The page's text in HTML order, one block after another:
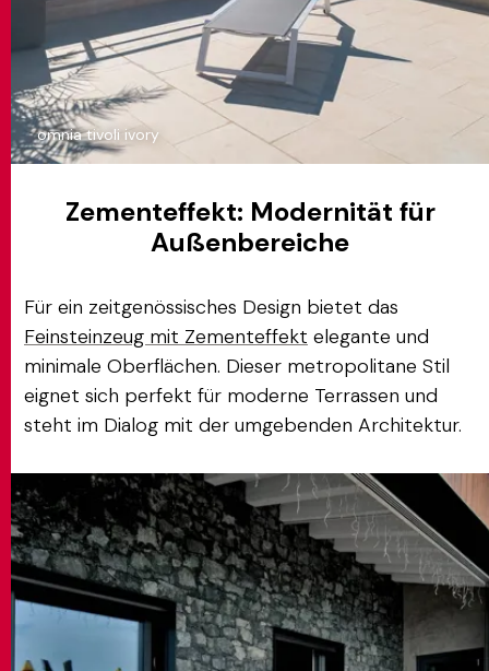
omnia tivoli ivory
Zementeffekt: Modernität für
Außenbereiche
Für ein zeitgenössisches Design bietet das
Feinsteinzeug mit Zementeffekt elegante und
minimale Oberflächen. Dieser metropolitane Stil
eignet sich perfekt für moderne Terrassen und
steht im Dialog mit der umgebenden Architektur.